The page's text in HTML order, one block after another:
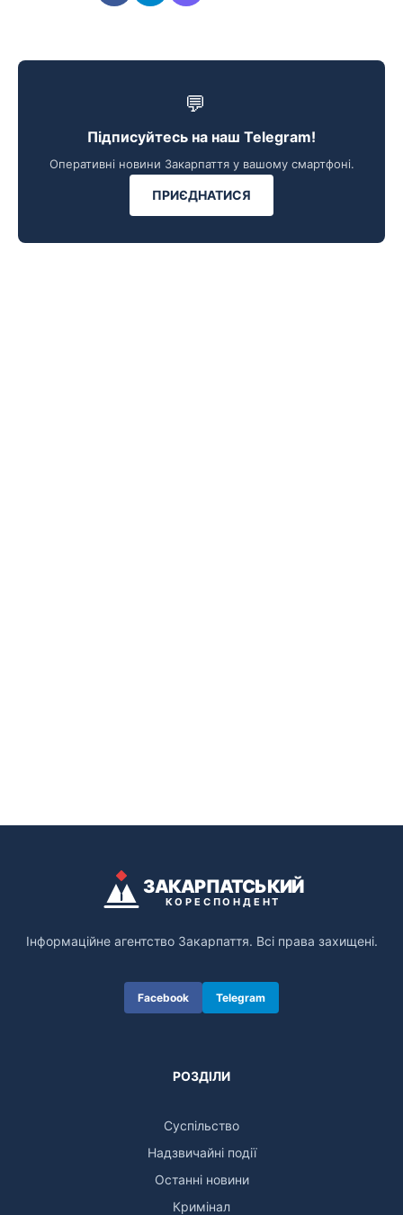
💬
Підписуйтесь на наш Telegram!
Оперативні новини Закарпаття у вашому смартфоні.
ПРИЄДНАТИСЯ
ЗАКАРПАТСЬКИЙ
КОРЕСПОНДЕНТ
Інформаційне агентство Закарпаття. Всі права захищені.
Facebook Telegram
РОЗДІЛИ
Суспільство
Надзвичайні події
Останні новини
Кримінал